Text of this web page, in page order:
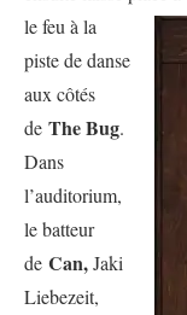
le feu à la
piste de danse
aux côtés
de The Bug.
Dans
l’auditorium,
le batteur
de Can,Jaki
Liebezeit,